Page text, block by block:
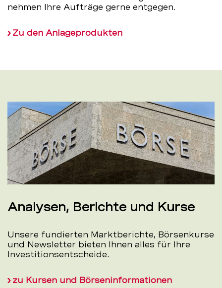
nehmen Ihre Aufträge gerne entgegen.
Zu den Anlageprodukten
Analysen, Berichte und Kurse
Unsere fundierten Marktberichte, Börsenkurse
und Newsletter bieten Ihnen alles für Ihre
Investitionsentscheide.
zu Kursen und Börseninformationen